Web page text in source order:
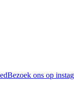
Bezoek ons op